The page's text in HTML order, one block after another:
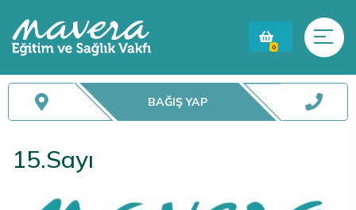
0
BAĞIŞ YAP
15.Sayı